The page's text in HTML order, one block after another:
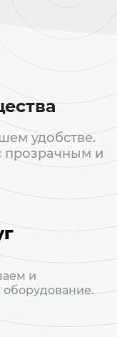
удобстве.
прозрачным и
и